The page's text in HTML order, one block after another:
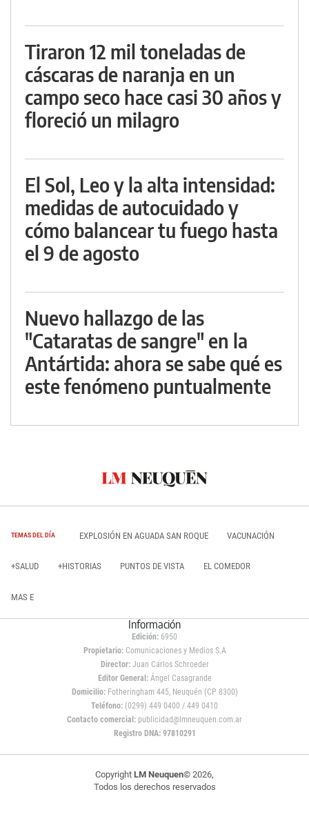
Tiraron 12 mil toneladas de
cáscaras de naranja en un
campo seco hace casi 30 años y
floreció un milagro
El Sol, Leo y la alta intensidad:
medidas de autocuidado y
cómo balancear tu fuego hasta
el 9 de agosto
Nuevo hallazgo de las
"Cataratas de sangre" en la
Antártida: ahora se sabe qué es
este fenómeno puntualmente
TEMAS DEL DÍA EXPLOSIÓN EN AGUADA SAN ROQUE VACUNACIÓN
+SALUD +HISTORIAS PUNTOS DE VISTA EL COMEDOR
MAS E
Información
Edición: 6950
Propietario:Comunicaciones y Medios S.A
Director: Juan Carlos Schroeder
Editor General:Ángel Casagrande
Domicilio:Fotheringham 445, Neuquén (CP 8300)
Teléfono: (0299) 449 0400 / 449 0410
Contacto comercial: publicidad@lmneuquen.com.ar
Registro DNA: 97810291
Copyright LM Neuquen© 2026,
Todos los derechos reservados